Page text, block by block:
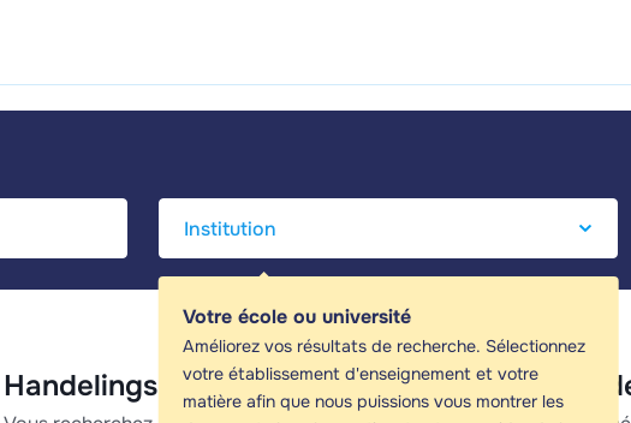
Votre école ou université
Améliorez vos résultats de recherche. Sélectionnez
votre établissement d'enseignement et votre
matière afin que nous puissions vous montrer les
Handelingsniveaus - Guides d'étude, Notes